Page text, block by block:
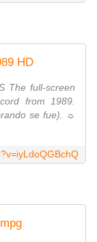
HD
The full-screen
from 1989.
se fue). ☼